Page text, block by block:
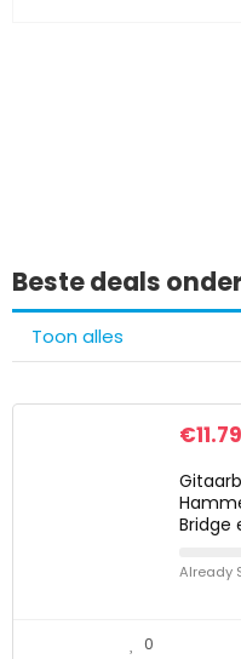
Beste deals
Toon alles
€11.79
Bridge
Already
0